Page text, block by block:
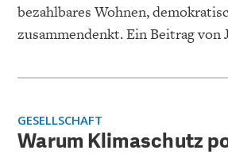
bezahlbares Wohnen,
zusammendenkt. Ein Beitrag von
GESELLSCHAFT
Warum Klimaschutz